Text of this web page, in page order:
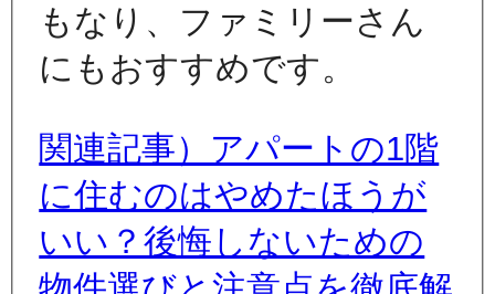
もなり、ファミリーさん
にもおすすめです。
関連記事）アパートの1階
に住むのはやめたほうが
いい？後悔しないための